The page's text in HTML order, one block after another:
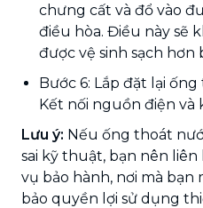
chưng cất và đổ vào
điều hòa. Điều này sẽ
được vệ sinh sạch hơn
Bước 6: Lắp đặt lại
Kết nối nguồn điện và
Lưu ý: Nếu ống thoát
sai kỹ thuật, bạn nên
vụ bảo hành, nơi mà bạn
bảo quyền lợi sử dụng